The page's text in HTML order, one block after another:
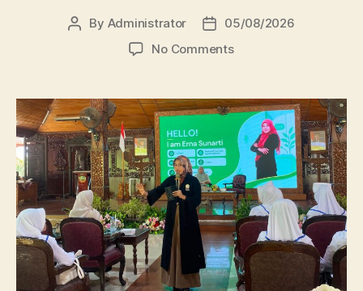
Post
By Administrator
Post
date
05/08/2026
No Commentson
Unissula
Bekali
Mahasiswa
Kebidanan
Blora
Etika
dan
Keterampilan
Public
Speaking